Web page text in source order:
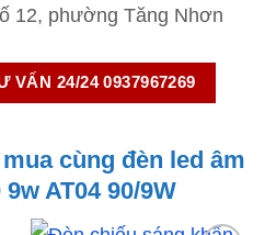
12, phường Tăng Nhơn
VẤN 24/24 0937967269
cùng đèn led âm
AT04 90/9W